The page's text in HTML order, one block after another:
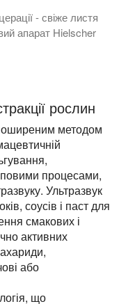
- свіже листя
апарат Hielscher
рослин
поширеним методом
процесами,
Ультразвук
соусів і паст для
смакових і
активних
або
що